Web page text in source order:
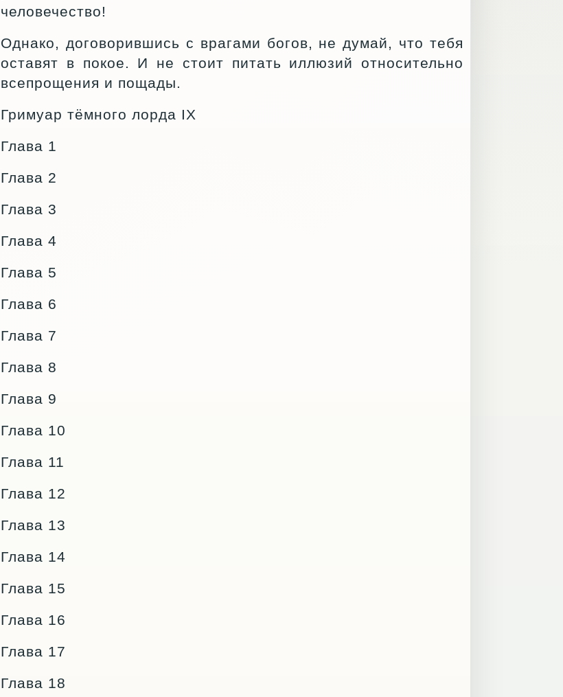
человечество!
Однако, договорившись с врагами богов, не думай, что тебя
оставят в покое. И не стоит питать иллюзий относительно
всепрощения и пощады.
Гримуар тёмного лорда IX
Глава 1
Глава 2
Глава 3
Глава 4
Глава 5
Глава 6
Глава 7
Глава 8
Глава 9
Глава 10
Глава 11
Глава 12
Глава 13
Глава 14
Глава 15
Глава 16
Глава 17
Глава 18